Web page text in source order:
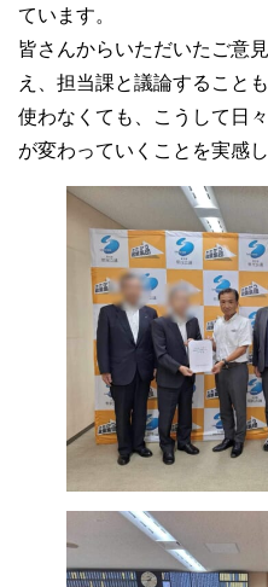
ています。
皆さんからいただいたご意
え、担当課と議論すること
使わなくても、こうして日
が変わっていくことを実感し